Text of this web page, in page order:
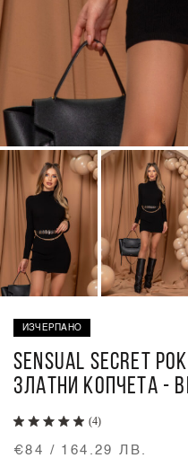
ИЗЧЕРПАНО
SENSUAL SECRET
ЗЛАТНИ КОПЧЕТА -
(4)
€84 / 164.29 ЛВ.